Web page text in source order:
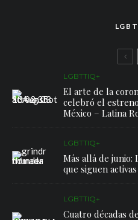
LGBTTIQ+
El arte de la
celebró el
México – Latina
LGBTTIQ+
Más allá de junio:
que siguen
LGBTTIQ+
Cuatro décadas